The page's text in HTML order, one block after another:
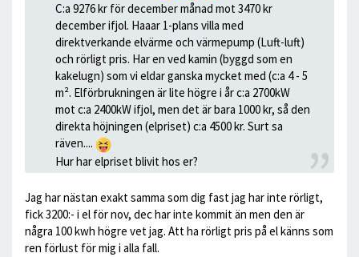
C:a 9276 kr för december månad mot 3470 kr
december ifjol. Haaar 1-plans villa med
direktverkande elvärme och värmepump (Luft-luft)
och rörligt pris. Har en ved kamin (byggd som en
kakelugn) som vi eldar ganska mycket med (c:a 4 - 5
m². Elförbrukningen är lite högre i år c:a 2700kW
mot c:a 2400kW ifjol, men det är bara 1000 kr, så den
direkta höjningen (elpriset) c:a 4500 kr. Surt sa
räven....
Hur har elpriset blivit hos er?
Jag har nästan exakt samma som dig fast jag har inte rörligt,
fick 3200:- i el för nov, dec har inte kommit än men den är
några 100 kwh högre vet jag. Att ha rörligt pris på el känns som
ren förlust för mig i alla fall.